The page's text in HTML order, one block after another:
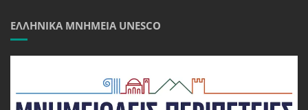
ΕΛΛΗΝΙΚΆ ΜΝΗΜΕΊΑ UNESCO